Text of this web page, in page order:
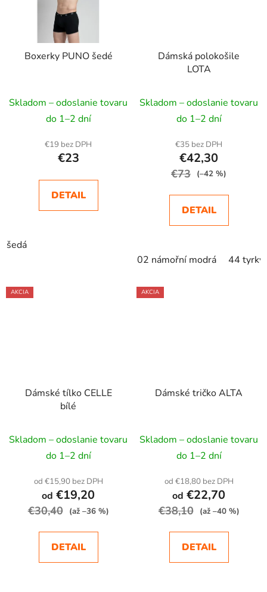
Boxerky PUNO šedé
Skladom – odoslanie tovaru
do 1–2 dní
€19 bez DPH
€23
DETAIL
šedá
Dámská polokošile
LOTA
Skladom – odoslanie tovaru
do 1–2 dní
€35 bez DPH
€42,30
€73 (–42 %)
DETAIL
02 námořní modrá 44
AKCIA
Dámské tílko CELLE
bílé
Skladom – odoslanie tovaru
do 1–2 dní
od €15,90 bez DPH
od €19,20
€30,40 (až –36 %)
DETAIL
AKCIA
Dámské tričko ALTA
Skladom – odoslanie tovaru
do 1–2 dní
od €18,80 bez DPH
od €22,70
€38,10 (až –40 %)
DETAIL